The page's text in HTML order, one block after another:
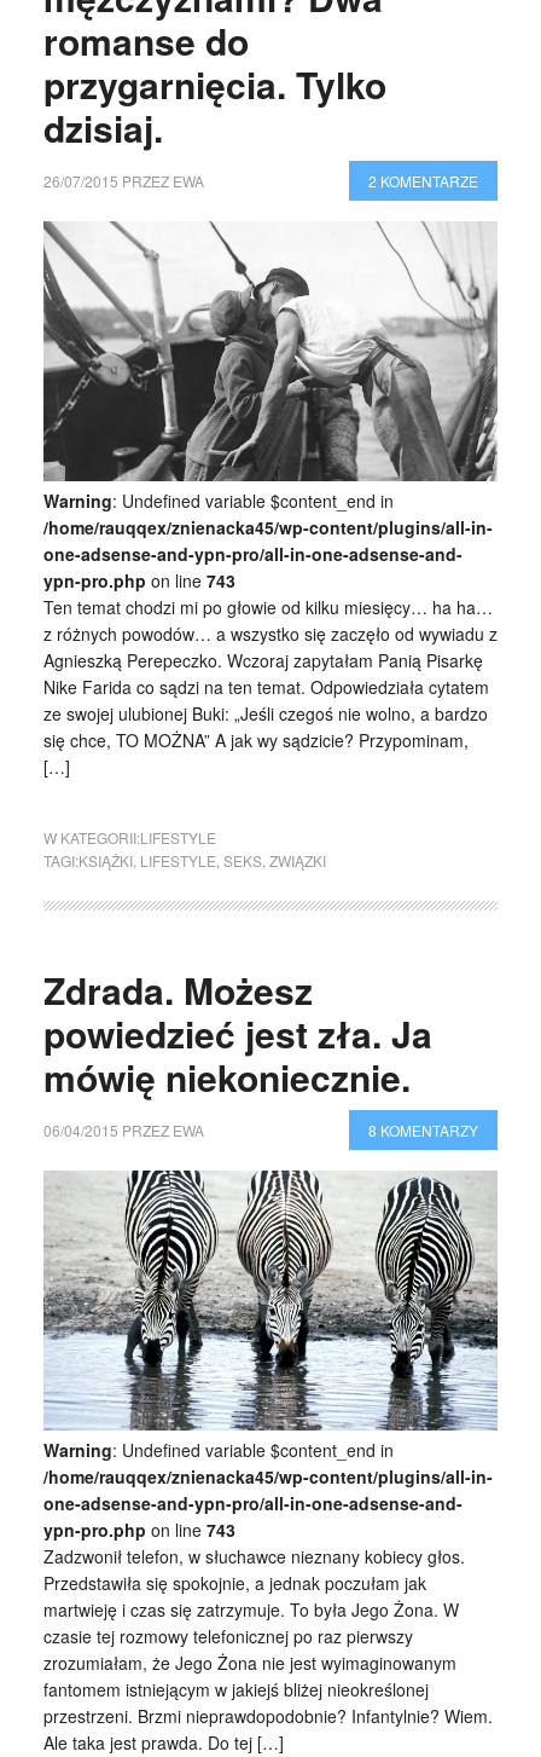
romanse do
przygarnięcia. Tylko
dzisiaj.
26/07/2015 PRZEZ EWA 2 KOMENTARZE
Warning: Undefined variable $content_end in
/home/rauqqex/znienacka45/wp-content/plugins/all-in-
one-adsense-and-ypn-pro/all-in-one-adsense-and-
ypn-pro.php on line 743
Ten temat chodzi mi po głowie od kilku miesięcy… ha ha…
z różnych powodów… a wszystko się zaczęło od wywiadu z
Agnieszką Perepeczko. Wczoraj zapytałam Panią Pisarkę
Nike Farida co sądzi na ten temat. Odpowiedziała cytatem
ze swojej ulubionej Buki: „Jeśli czegoś nie wolno, a bardzo
się chce, TO MOŻNA” A jak wy sądzicie? Przypominam,
[…]
W KATEGORII:LIFESTYLE
TAGI:KSIĄŻKI, LIFESTYLE SEKS, ZWIĄZKI
Zdrada. Możesz
powiedzieć jest zła. Ja
mówię niekoniecznie.
06/04/2015 PRZEZ EWA 8 KOMENTARZY
Warning: Undefined variable $content_end in
/home/rauqqex/znienacka45/wp-content/plugins/all-in-
one-adsense-and-ypn-pro/all-in-one-adsense-and-
ypn-pro.php on line 743
Zadzwonił telefon, w słuchawce nieznany kobiecy głos.
Przedstawiła się spokojnie, a jednak poczułam jak
martwieję i czas się zatrzymuje. To była Jego Żona. W
czasie tej rozmowy telefonicznej po raz pierwszy
zrozumiałam, że Jego Żona nie jest wyimaginowanym
fantomem istniejącym w jakiejś bliżej nieokreślonej
przestrzeni. Brzmi nieprawdopodobnie? Infantylnie? Wiem.
Ale taka jest prawda. Do tej […]